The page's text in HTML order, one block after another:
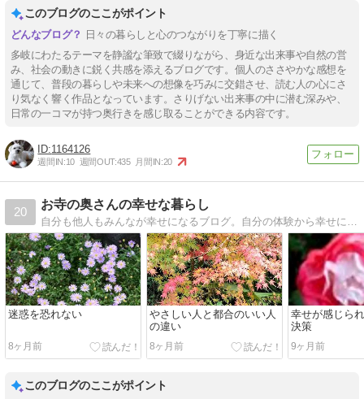
このブログのここがポイント
日々の暮らしと心のつながりを丁寧に描く
多岐にわたるテーマを静謐な筆致で綴りながら、身近な出来事や自然の営
み、社会の動きに鋭く共感を添えるブログです。個人のささやかな感想を
通じて、普段の暮らしや未来への想像を巧みに交錯させ、読む人の心にさ
り気なく響く作品となっています。さりげない出来事の中に潜む深みや、
日常の一コマが持つ奥行きを感じ取ることができる内容です。
1164126
週間IN:10 週間OUT:435 月間IN:20
20
お寺の奥さんの幸せな暮らし
自分も他人もみんなが幸せになるブログ。自分の体験から幸せになる方法(健康・人間関係・考え方など)を紹介します。
迷惑を恐れない
8ヶ月前
やさしい人と都合のいい人
の違い
8ヶ月前
幸せが感じら
決策
9ヶ月前
このブログのここがポイント